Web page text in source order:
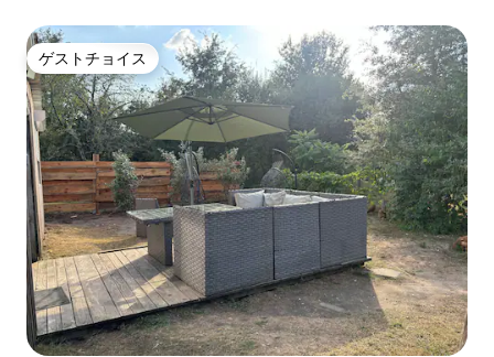
ゲストチョイス
ゲストチョイス